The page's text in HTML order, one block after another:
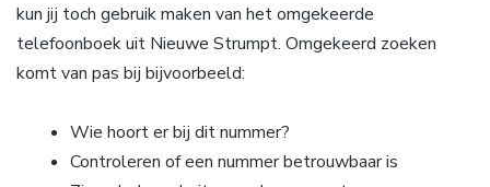
kun jij toch gebruik maken van het omgekeerde
telefoonboek uit Nieuwe Strumpt. Omgekeerd zoeken
komt van pas bij bijvoorbeeld:
Wie hoort er bij dit nummer?
Controleren of een nummer betrouwbaar is